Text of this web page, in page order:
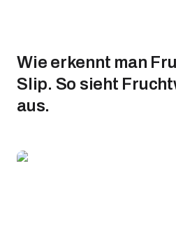
Wie erkennt man
Slip. So sieht
aus.